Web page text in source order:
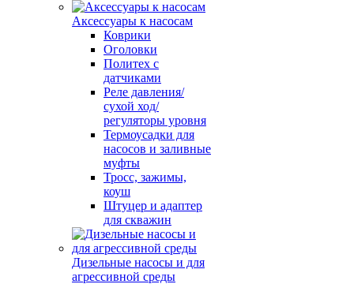
Аксессуары к насосам
Коврики
Оголовки
Политех с
датчиками
Реле давления/
сухой ход/
регуляторы уровня
Термоусадки для
насосов и заливные
муфты
Тросс, зажимы,
коуш
Штуцер и адаптер
для скважин
Дизельные насосы и для
агрессивной среды